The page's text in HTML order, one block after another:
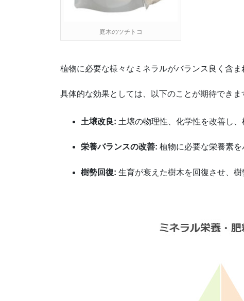
庭木のツチトコ
植物に必要な様々なミネラルがバランス良く含ま
具体的な効果としては、以下のことが期待できま
土壌改良: 土壌の物理性、化学性を改善し
栄養バランスの改善: 植物に必要な栄養素を
樹勢回復: 生育が衰えた樹木を回復させ、樹